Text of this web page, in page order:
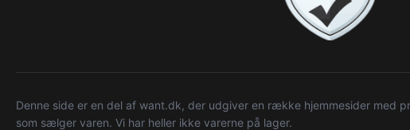
Denne side er en del af want.dk, der udgiver en række hjemmesider med
som sælger varen. Vi har heller ikke varerne på lager.